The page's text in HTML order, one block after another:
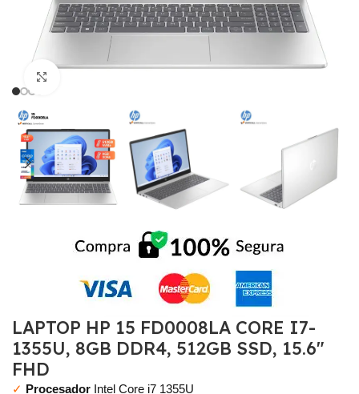
LAPTOP HP 15 FD0008LA CORE I7-
1355U, 8GB DDR4, 512GB SSD, 15.6″
FHD
✓ Procesador Intel Core i7 1355U